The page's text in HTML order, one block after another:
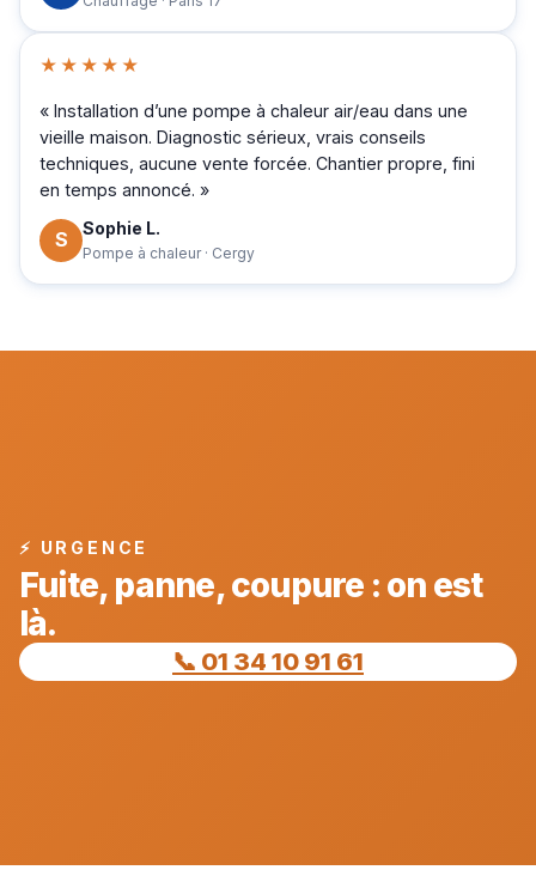
★★★★★
« Installation d’une pompe à chaleur air/eau dans une
vieille maison. Diagnostic sérieux, vrais conseils
techniques, aucune vente forcée. Chantier propre, fini
en temps annoncé. »
S Sophie L.
Pompe à chaleur · Cergy
⚡ URGENCE
Fuite, panne, coupure : on est
là.
📞 01 34 10 91 61